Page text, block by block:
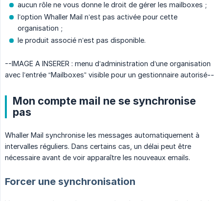
aucun rôle ne vous donne le droit de gérer les mailboxes ;
l’option Whaller Mail n’est pas activée pour cette
organisation ;
le produit associé n’est pas disponible.
--IMAGE A INSERER : menu d’administration d’une organisation
avec l’entrée “Mailboxes” visible pour un gestionnaire autorisé--
Mon compte mail ne se synchronise
pas
Whaller Mail synchronise les messages automatiquement à
intervalles réguliers. Dans certains cas, un délai peut être
nécessaire avant de voir apparaître les nouveaux emails.
Forcer une synchronisation